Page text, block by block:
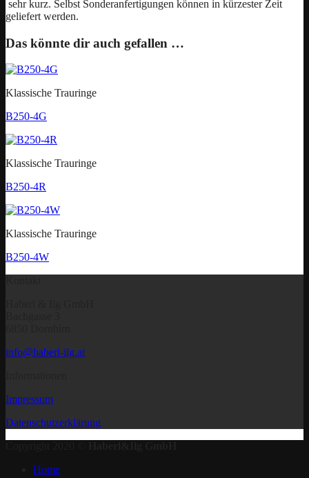
sehr kurz. Selbst Sonderanfertigungen können in kürzester Zeit
geliefert werden.
Das könnte dir auch gefallen …
Klassische Trauringe
B250-4G
Klassische Trauringe
B250-4R
Klassische Trauringe
B250-4W
info@haberl-ilg.at
Impressum
Datenschutzerklärung
Home